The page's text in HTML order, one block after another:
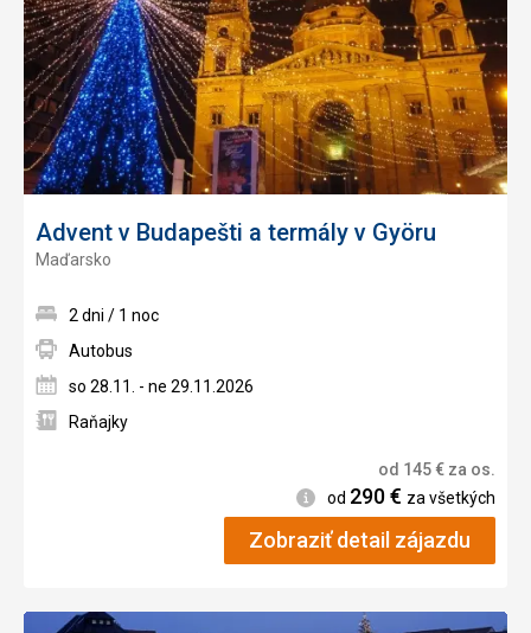
Advent v Budapešti a termály v Györu
Maďarsko
2 dni / 1 noc
Autobus
so 28.11. - ne 29.11.2026
Raňajky
od 145€ za os.
Informácie
od 290€ za všetkých
Zobraziť detail zájazdu